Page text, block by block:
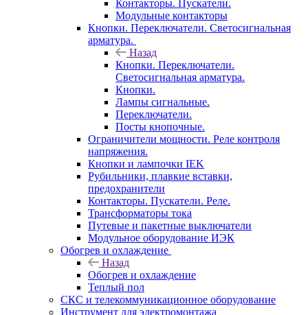
Контакторы. Пускатели.
Модульные контакторы
Кнопки. Переключатели. Светосигнальная
арматура.
Назад
Кнопки. Переключатели.
Светосигнальная арматура.
Кнопки.
Лампы сигнальные.
Переключатели.
Посты кнопочные.
Ограничители мощности. Реле контроля
напряжения.
Кнопки и лампочки IEK
Рубильники, плавкие вставки,
предохранители
Контакторы. Пускатели. Реле.
Трансформаторы тока
Путевые и пакетные выключатели
Модульное оборудование ИЭК
Обогрев и охлаждение
Назад
Обогрев и охлаждение
Теплый пол
СКС и телекоммуникационное оборудование
Инструмент для электромонтажа